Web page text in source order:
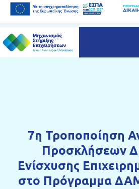
7η Τροποποίηση
Προσκλήσεων
Ενίσχυσης
στο Πρόγραμμα